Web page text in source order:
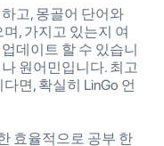
고, 몽골어 단어와
, 가지고 있는지 여
데이트 할 수 있습니
원어민입니다. 최고
면, 확실히 LinGo 언
효율적으로 공부 한